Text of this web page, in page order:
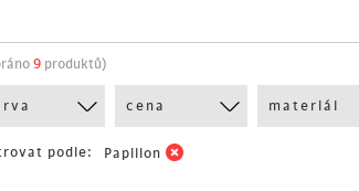
9 produktů)
cena materiál
podle: Papillon